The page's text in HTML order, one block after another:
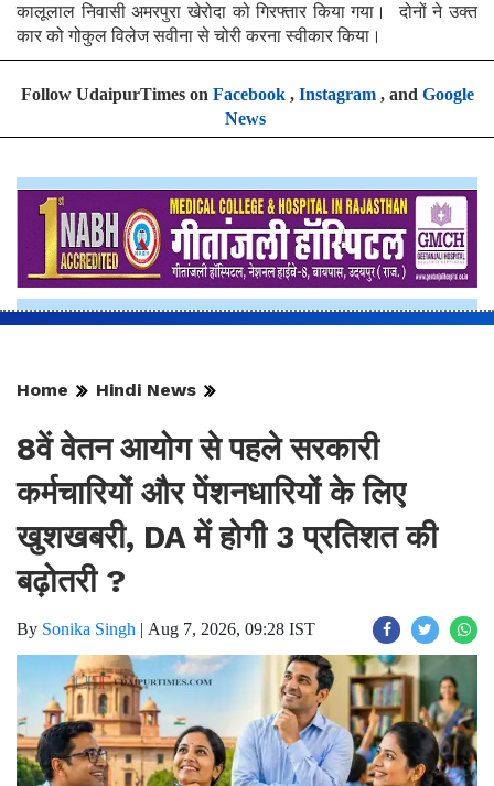
कालूलाल निवासी अमरपुरा खेरोदा को गिरफ्तार किया गया। दोनों ने उक्त
कार को गोकुल विलेज सवीना से चोरी करना स्वीकार किया।
Follow UdaipurTimes on Facebook, Instagram, and Google
News
Home Hindi News
8वें वेतन आयोग से पहले सरकारी
कर्मचारियों और पेंशनधारियों के लिए
खुशखबरी, DA में होगी 3 प्रतिशत की
बढ़ोतरी ?
By Sonika Singh | Aug 7, 2026, 09:28 IST